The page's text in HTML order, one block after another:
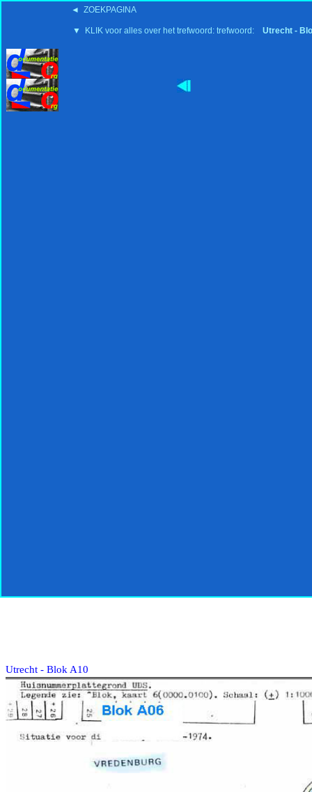
◄ ZOEKPAGINA
▼ KLIK voor alles over het trefwoord: trefwoord: Utrecht -